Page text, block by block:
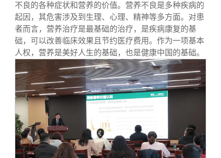
不良的各种症状和营养的价值。营养不良是多种疾病的
起因，其危害涉及到生理、心理、精神等多方面。对患
者而言，营养治疗是最基础的治疗，是疾病康复的基
础，可以改善临床效果且节约医疗费用。作为一项基本
人权，营养是美好人生的基础，也是健康中国的基础。